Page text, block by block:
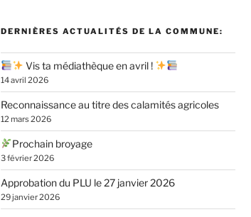
DERNIÈRES ACTUALITÉS DE LA COMMUNE:
Vis ta médiathèque en avril !
14 avril 2026
Reconnaissance au titre des calamités agricoles
12 mars 2026
Prochain broyage
3 février 2026
Approbation du PLU le 27 janvier 2026
29 janvier 2026